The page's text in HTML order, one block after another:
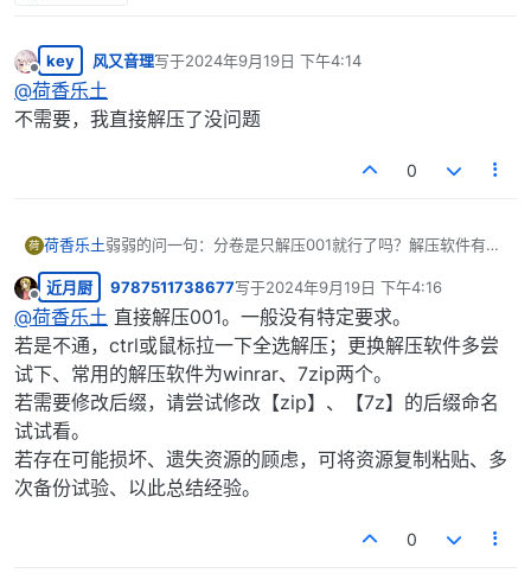
离线
key 风又音理写于2024年9月19日 下午4:14
最后由 编辑
@荷香乐土
不需要，我直接解压了没问题
0
荷 荷香乐土弱弱的问一句：分卷是只解压001就行了吗？解压软件有特
离线
近月厨 9787511738677写于2024年9月19日 下午4:16
最后由 编辑
@荷香乐土 直接解压001。一般没有特定要求。
若是不通，ctrl或鼠标拉一下全选解压；更换解压软件多尝
试下、常用的解压软件为winrar、7zip两个。
若需要修改后缀，请尝试修改【zip】、【7z】的后缀命名
试试看。
若存在可能损坏、遗失资源的顾虑，可将资源复制粘贴、多
次备份试验、以此总结经验。
0